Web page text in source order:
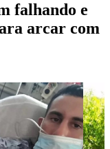
falhando e
arcar com